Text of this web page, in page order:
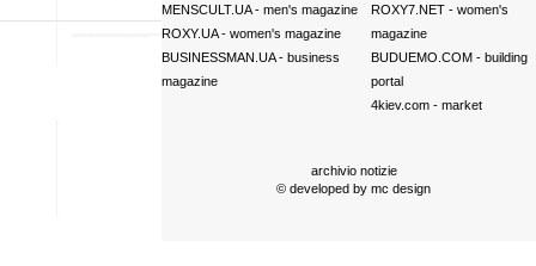
MENSCULT.UA- men's magazine
ROXY.UA- women's magazine
BUSINESSMAN.UA- business
magazine
ROXY7.NET- women's
magazine
BUDUEMO.COM- building
portal
4kiev.com- market
archivio notizie
© developed by mc design